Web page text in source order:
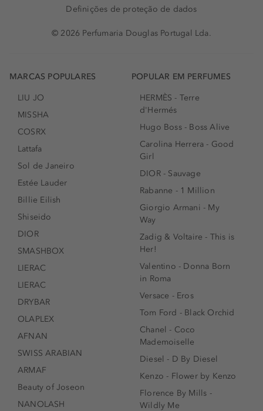
Definições de proteção de dados
© 2026 Perfumaria Douglas Portugal Lda.
MARCAS POPULARES
LIU JO
MISSHA
COSRX
Lattafa
Sol de Janeiro
Estée Lauder
Billie Eilish
Shiseido
DIOR
SMASHBOX
LIERAC
LIERAC
DRYBAR
OLAPLEX
AFNAN
SWISS ARABIAN
ARMAF
Beauty of Joseon
NANOLASH
POPULAR EM PERFUMES
HERMÈS - Terre
d'Hermés
Hugo Boss - Boss Alive
Carolina Herrera - Good
Girl
DIOR - Sauvage
Rabanne - 1 Million
Giorgio Armani - My
Way
Zadig & Voltaire - This is
Her!
Valentino - Donna Born
in Roma
Versace - Eros
Tom Ford - Black Orchid
Chanel - Coco
Mademoiselle
Diesel - D By Diesel
Kenzo - Flower by Kenzo
Florence By Mills -
Wildly Me